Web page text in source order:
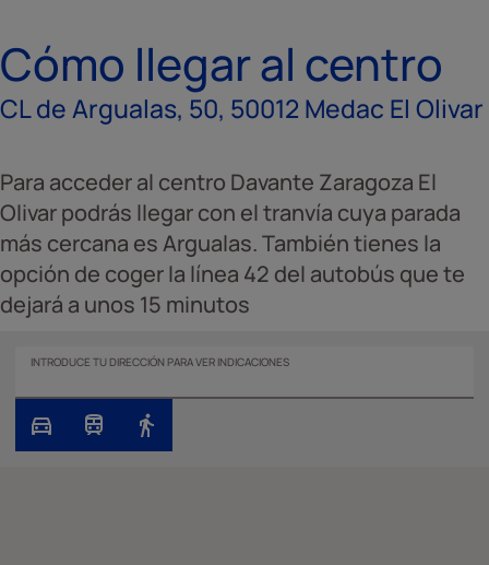
Cómo llegar al centro
CL de Argualas, 50, 50012 Medac El Olivar
Para acceder al centro Davante Zaragoza El
Olivar podrás llegar con el tranvía cuya parada
más cercana es Argualas. También tienes la
opción de coger la línea 42 del autobús que te
dejará a unos 15 minutos
INTRODUCE TU DIRECCIÓN PARA VER INDICACIONES